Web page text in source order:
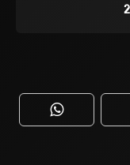
WhatsApp